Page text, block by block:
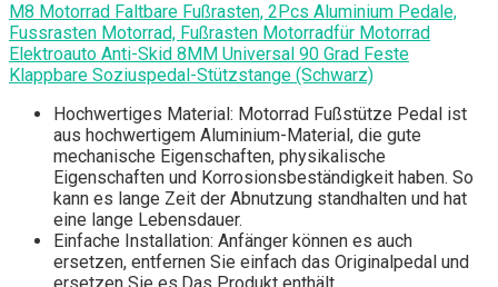
M8 Motorrad Faltbare Fußrasten, 2Pcs Aluminium Pedale,
Fussrasten Motorrad, Fußrasten Motorradfür Motorrad
Elektroauto Anti-Skid 8MM Universal 90 Grad Feste
Klappbare Soziuspedal-Stützstange (Schwarz)
Hochwertiges Material: Motorrad Fußstütze Pedal ist
aus hochwertigem Aluminium-Material, die gute
mechanische Eigenschaften, physikalische
Eigenschaften und Korrosionsbeständigkeit haben. So
kann es lange Zeit der Abnutzung standhalten und hat
eine lange Lebensdauer.
Einfache Installation: Anfänger können es auch
ersetzen, entfernen Sie einfach das Originalpedal und